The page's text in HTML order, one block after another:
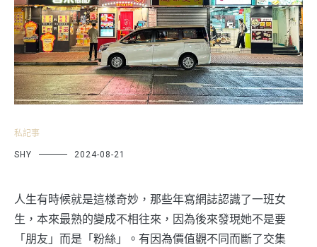
私記事
SHY 2024-08-21
人生有時候就是這樣奇妙，那些年寫網誌認識了一班女
生，本來最熟的變成不相往來，因為後來發現她不是要
「朋友」而是「粉絲」。有因為價值觀不同而斷了交集